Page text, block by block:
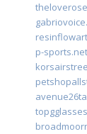
p-sports.net